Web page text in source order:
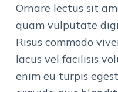
Ornare lectus sit
quam vulputate
Risus commodo
lacus vel facilisis
enim eu turpis